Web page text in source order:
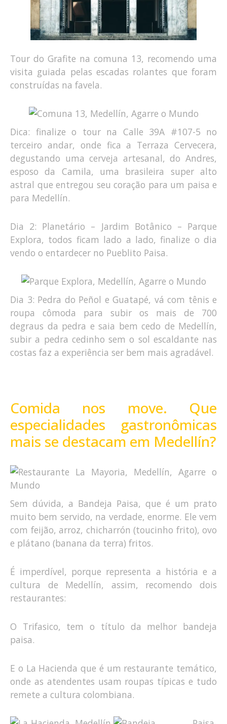
Tour do Grafite na comuna 13, recomendo uma
visita guiada pelas escadas rolantes que foram
construídas na favela.
Dica: finalize o tour na Calle 39A #107-5 no
terceiro andar, onde fica a Terraza Cervecera,
degustando uma cerveja artesanal, do Andres,
esposo da Camila, uma brasileira super alto
astral que entregou seu coração para um paisa e
para Medellín.
Dia 2: Planetário – Jardim Botânico – Parque
Explora, todos ficam lado a lado, finalize o dia
vendo o entardecer no Pueblito Paisa.
Dia 3: Pedra do Peñol e Guatapé, vá com tênis e
roupa cômoda para subir os mais de 700
degraus da pedra e saia bem cedo de Medellín,
subir a pedra cedinho sem o sol escaldante nas
costas faz a experiência ser bem mais agradável.
Comida nos move. Que
especialidades gastronômicas
mais se destacam em Medellín?
Sem dúvida, a Bandeja Paisa, que é um prato
muito bem servido, na verdade, enorme. Ele vem
com feijão, arroz, chicharrón (toucinho frito), ovo
e plátano (banana da terra) fritos.
É imperdível, porque representa a história e a
cultura de Medellín, assim, recomendo dois
restaurantes:
O Trifasico, tem o título da melhor bandeja
paisa.
E o La Hacienda que é um restaurante temático,
onde as atendentes usam roupas típicas e tudo
remete a cultura colombiana.